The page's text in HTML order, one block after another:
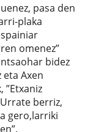
pasa den
plaka
omenez”
bidez
eta Axen
berriz,
gero,larriki